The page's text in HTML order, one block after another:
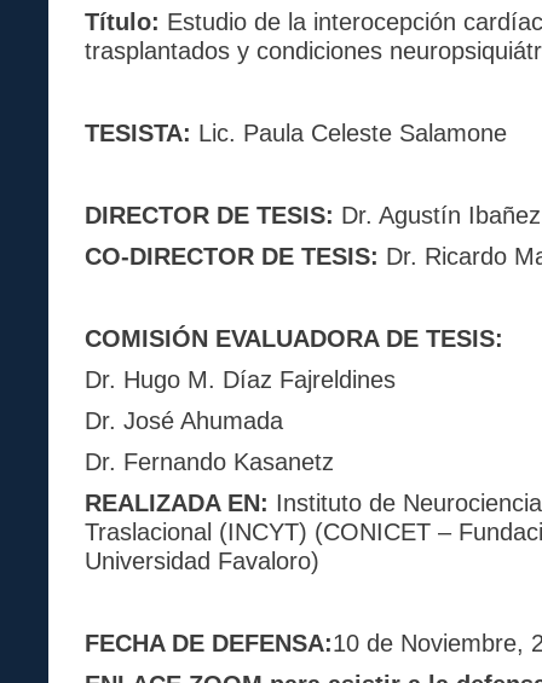
Título: Estudio de la interocepción
trasplantados y condiciones
TESISTA: Lic. Paula Celeste Salamone
DIRECTOR DE TESIS: Dr. Agustín Ibañez
CO-DIRECTOR DE TESIS: Dr. Ricardo
COMISIÓN EVALUADORA DE TESIS:
Dr. Hugo M. Díaz Fajreldines
Dr. José Ahumada
Dr. Fernando Kasanetz
REALIZADA EN: Instituto de
Traslacional (INCYT) (CONICET –
Universidad Favaloro)
FECHA DE DEFENSA:10 de Noviembre,